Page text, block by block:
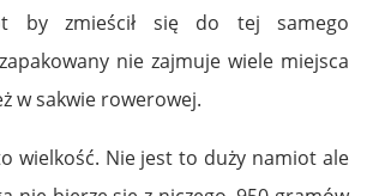
by zmieścił się do tej samego
nie zajmuje wiele miejsca
w sakwie rowerowej.
wielkość. Nie jest to duży namiot ale